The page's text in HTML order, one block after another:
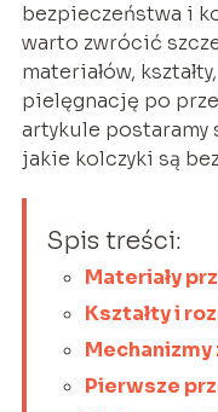
bezpieczeństwa i
warto zwrócić
materiałów,
pielęgnację po
artykule postaramy
jakie kolczyki są
Spis treści:
Materiały
Kształty i
Pierwsze